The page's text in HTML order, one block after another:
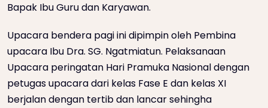
Bapak Ibu Guru dan Karyawan.
Upacara bendera pagi ini dipimpin oleh Pembina
upacara Ibu Dra. SG. Ngatmiatun. Pelaksanaan
Upacara peringatan Hari Pramuka Nasional dengan
petugas upacara dari kelas Fase E dan kelas XI
berjalan dengan tertib dan lancar sehingha